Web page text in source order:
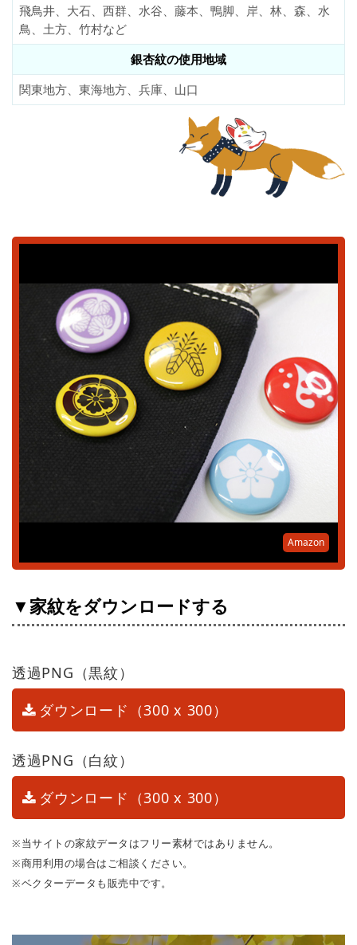
飛鳥井、大石、西群、水谷、藤本、鴨脚、岸、林、森、水
鳥、土方、竹村など
銀杏紋の使用地域
関東地方、東海地方、兵庫、山口
Amazon
▼家紋をダウンロードする
透過PNG（黒紋）
ダウンロード（300 x 300）
透過PNG（白紋）
ダウンロード（300 x 300）
※当サイトの家紋データはフリー素材ではありません。
※商用利用の場合はご相談ください。
※ベクターデータも販売中です。